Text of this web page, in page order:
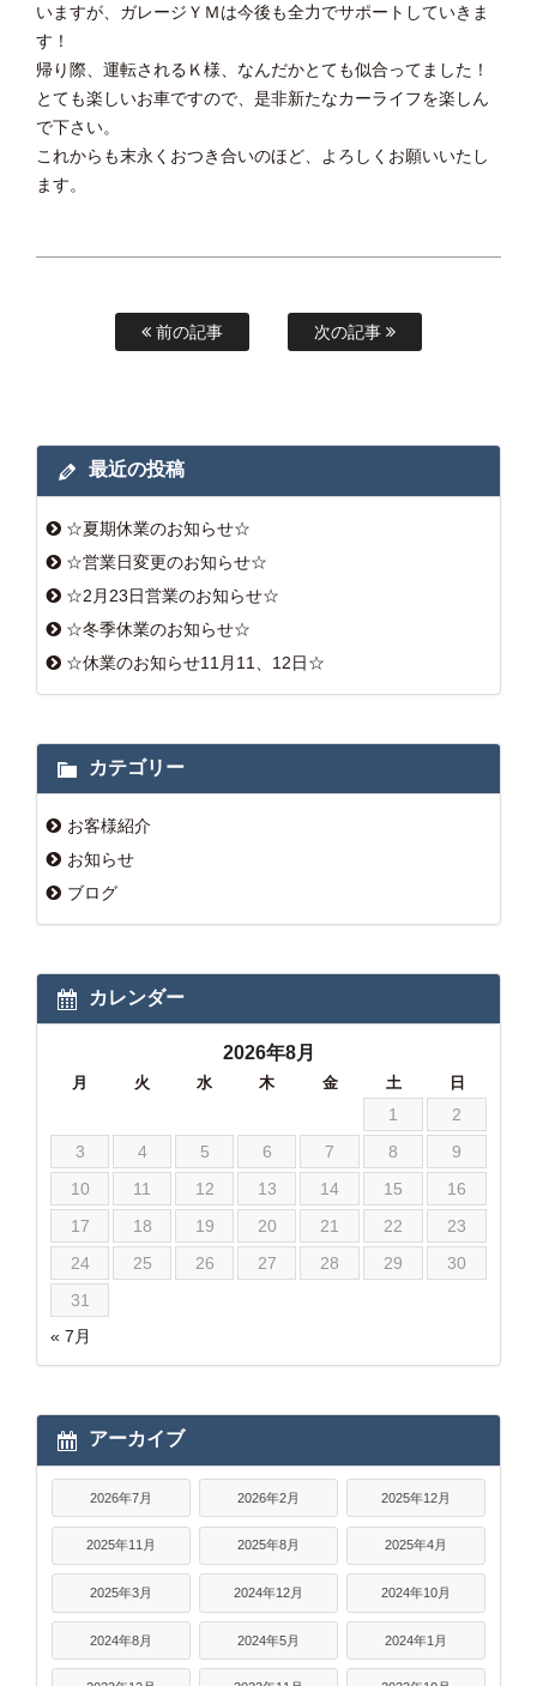
いますが、ガレージＹＭは今後も全力でサポートしていきま
す！
帰り際、運転されるＫ様、なんだかとても似合ってました！
とても楽しいお車ですので、是非新たなカーライフを楽しん
で下さい。
これからも末永くおつき合いのほど、よろしくお願いいたし
ます。
前の記事 次の記事
最近の投稿
☆夏期休業のお知らせ☆
☆営業日変更のお知らせ☆
☆2月23日営業のお知らせ☆
☆冬季休業のお知らせ☆
☆休業のお知らせ11月11、12日☆
カテゴリー
お客様紹介
お知らせ
ブログ
カレンダー
2026年8月
月 火 水 木 金 土 日
« 7月
1
2
3
4 5 6 7 8
9
10
11 12 13 14 15
16
17
18 19 20 21 22
23
24
25 26 27 28 29
30
31
アーカイブ
2026年7月 2026年2月 2025年12月
2025年11月 2025年8月 2025年4月
2025年3月 2024年12月 2024年10月
2024年8月 2024年5月 2024年1月